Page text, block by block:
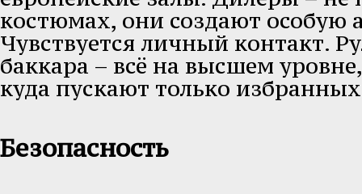
костюмах, они создают особую
Чувствуется личный контакт.
баккара – всё на высшем
куда пускают только
Безопасность